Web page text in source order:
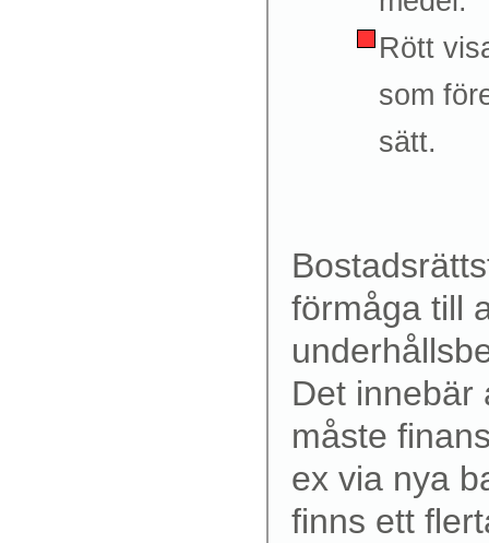
Rött
som
sätt.
förmåga till
Det innebär
måste
ex via nya
finns ett